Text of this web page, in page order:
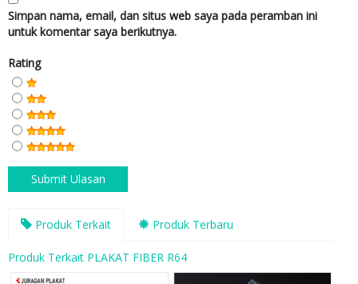
Simpan nama, email, dan situs web saya pada peramban ini
untuk komentar saya berikutnya.
Rating
Produk Terkait Produk Terbaru
Produk Terkait PLAKAT FIBER R64